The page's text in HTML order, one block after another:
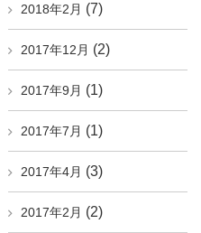
2018年2月 (7)
2017年12月 (2)
2017年9月 (1)
2017年7月 (1)
2017年4月 (3)
2017年2月 (2)